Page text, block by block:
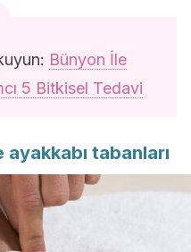
Bünyon İle
5 Bitkisel Tedavi
tabanları